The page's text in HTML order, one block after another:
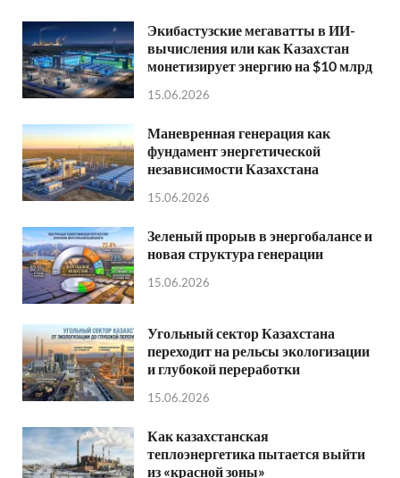
Экибастузские мегаватты в ИИ-
вычисления или как Казахстан
монетизирует энергию на $10 млрд
15.06.2026
Маневренная генерация как
фундамент энергетической
независимости Казахстана
15.06.2026
Зеленый прорыв в энергобалансе и
новая структура генерации
15.06.2026
Угольный сектор Казахстана
переходит на рельсы экологизации
и глубокой переработки
15.06.2026
Как казахстанская
теплоэнергетика пытается выйти
из «красной зоны»